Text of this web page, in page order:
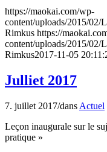
https://maokai.com/wp-
content/uploads/2015/02/
Rimkus https://
content/uploads/2015/02/
Rimkus2017-11-05
Julliet 2017
7. juillet 2017/dans Actuel
Leçon inaugurale sur le
pratique »